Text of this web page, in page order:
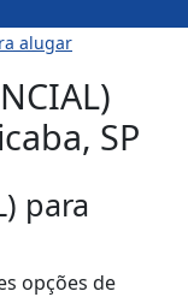
alugar
SP
para
opções de